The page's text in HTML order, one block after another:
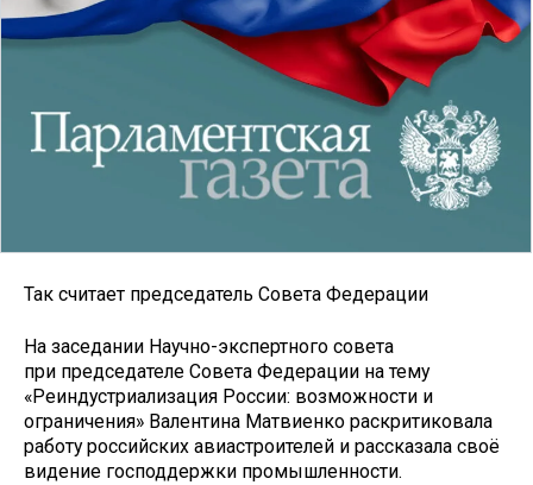
Так считает председатель Совета Федерации
На заседании Научно-экспертного совета
при председателе Совета Федерации на тему
«Реиндустриализация России: возможности и
ограничения» Валентина Матвиенко раскритиковала
работу российских авиастроителей и рассказала своё
видение господдержки промышленности.